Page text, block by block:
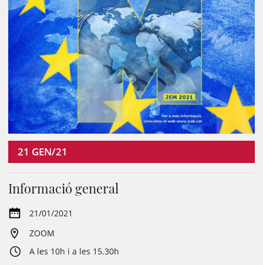
21 GEN/21
Informació general
21/01/2021
ZOOM
A les 10h i a les 15.30h